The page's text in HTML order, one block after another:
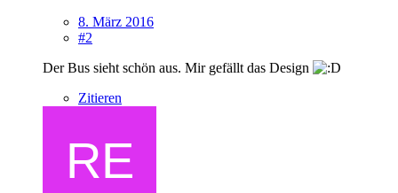
8. März 2016
#2
Der Bus sieht schön aus. Mir gefällt das Design
Zitieren